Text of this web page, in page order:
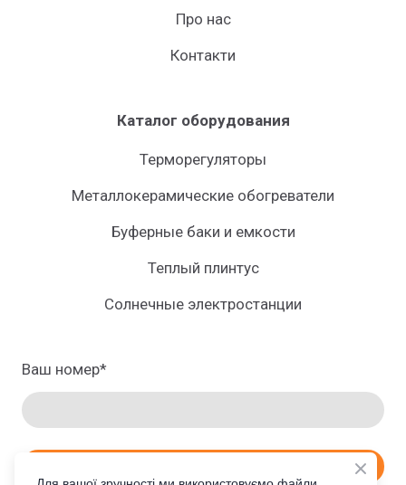
Про нас
Контакти
Каталог оборудования
Терморегуляторы
Металлокерамические обогреватели
Буферные баки и емкости
Теплый плинтус
Солнечные электростанции
Ваш номер*